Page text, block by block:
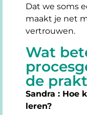
Dat we soms
maakt je net
vertrouwen.
Wat
de
Sandra : Hoe
leren?